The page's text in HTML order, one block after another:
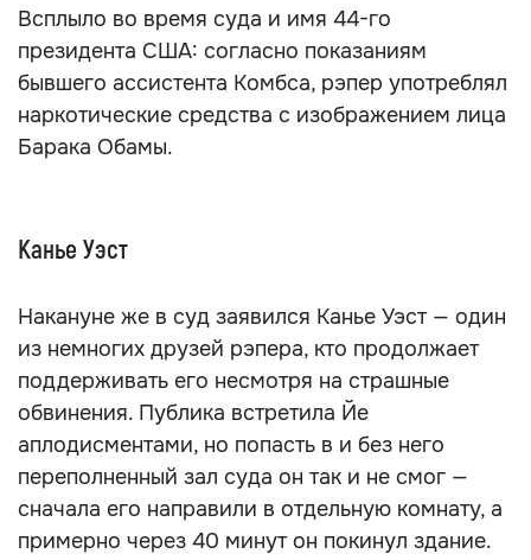
Всплыло во время суда и имя 44-го
президента США: согласно показаниям
бывшего ассистента Комбса, рэпер употреблял
наркотические средства с изображением лица
Барака Обамы.
Канье Уэст
Накануне же в суд заявился Канье Уэст — один
из немногих друзей рэпера, кто продолжает
поддерживать его несмотря на страшные
обвинения. Публика встретила Йе
аплодисментами, но попасть в и без него
переполненный зал суда он так и не смог —
сначала его направили в отдельную комнату, а
примерно через 40 минут он покинул здание.